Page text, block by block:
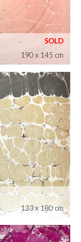
190 x 145 cm
133 x 180 cm